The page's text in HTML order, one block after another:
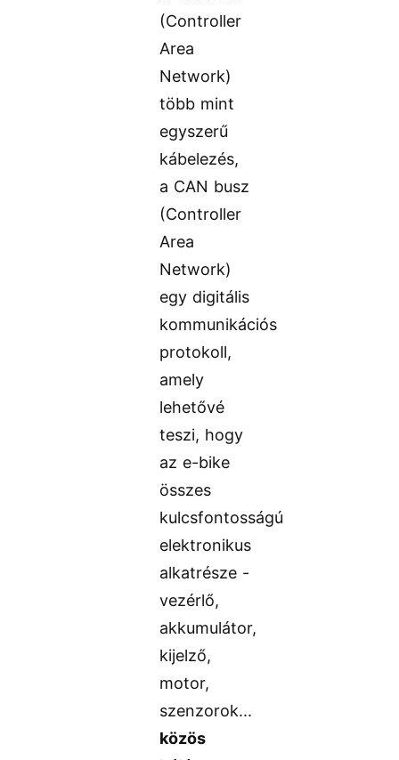
(Controller
Area
Network)
több mint
egyszerű
kábelezés,
a CAN busz
(Controller
Area
Network)
egy digitális
kommunikációs
protokoll,
amely
lehetővé
teszi, hogy
az e-bike
összes
kulcsfontosságú
elektronikus
alkatrésze -
vezérlő,
akkumulátor,
kijelző,
motor,
szenzorok...
közös